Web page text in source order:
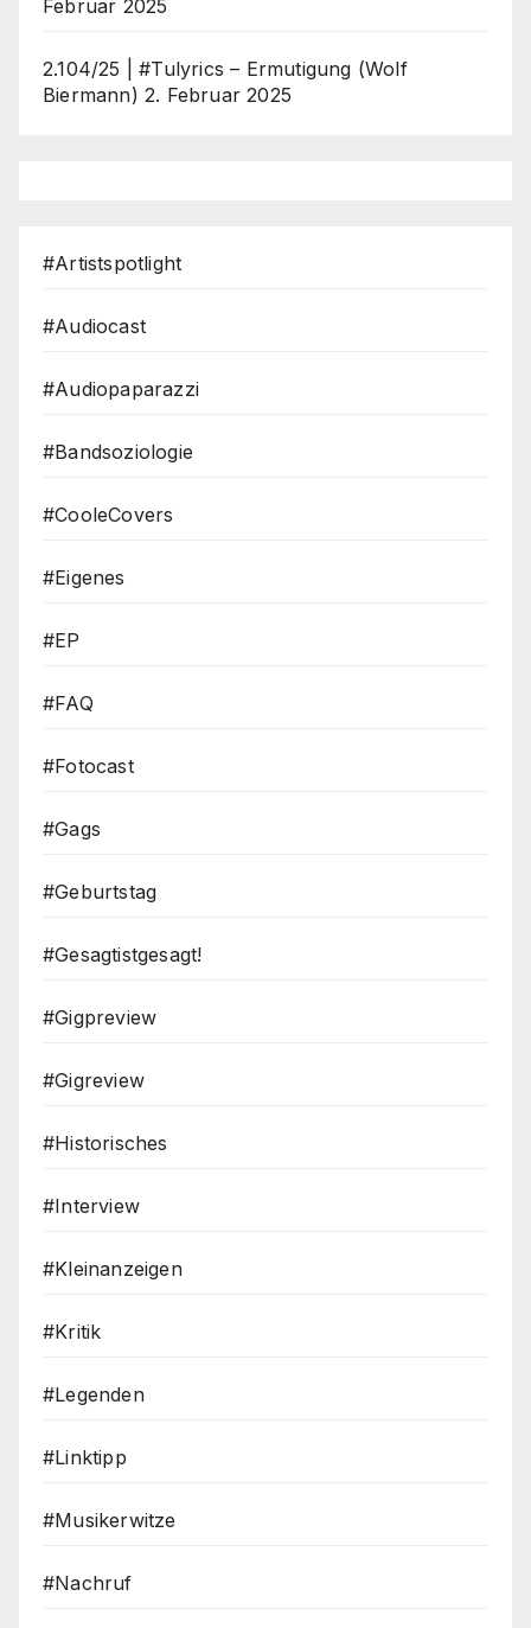
Februar 2025
2.104/25 | #Tulyrics – Ermutigung (Wolf
Biermann) 2. Februar 2025
#Artistspotlight
#Audiocast
#Audiopaparazzi
#Bandsoziologie
#CooleCovers
#Eigenes
#EP
#FAQ
#Fotocast
#Gags
#Geburtstag
#Gesagtistgesagt!
#Gigpreview
#Gigreview
#Historisches
#Interview
#Kleinanzeigen
#Kritik
#Legenden
#Linktipp
#Musikerwitze
#Nachruf